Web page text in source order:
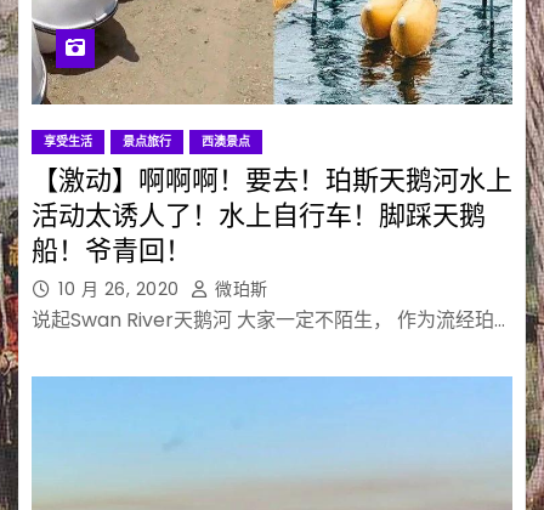
享受生活 景点旅行 西澳景点
【激动】啊啊啊！要去！珀斯天鹅河水上
活动太诱人了！水上自行车！脚踩天鹅
船！爷青回！
10 月 26, 2020 微珀斯
说起Swan River天鹅河 大家一定不陌生， 作为流经珀…